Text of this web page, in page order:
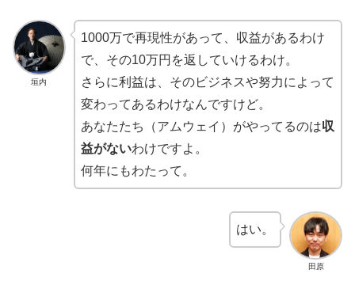
垣内
1000万で再現性があって、収益があるわけ
で、その10万円を返していけるわけ。
さらに利益は、そのビジネスや努力によって
変わってあるわけなんですけど。
あなたたち（アムウェイ）がやってるのは収
益がないわけですよ。
何年にもわたって。
田原
はい。